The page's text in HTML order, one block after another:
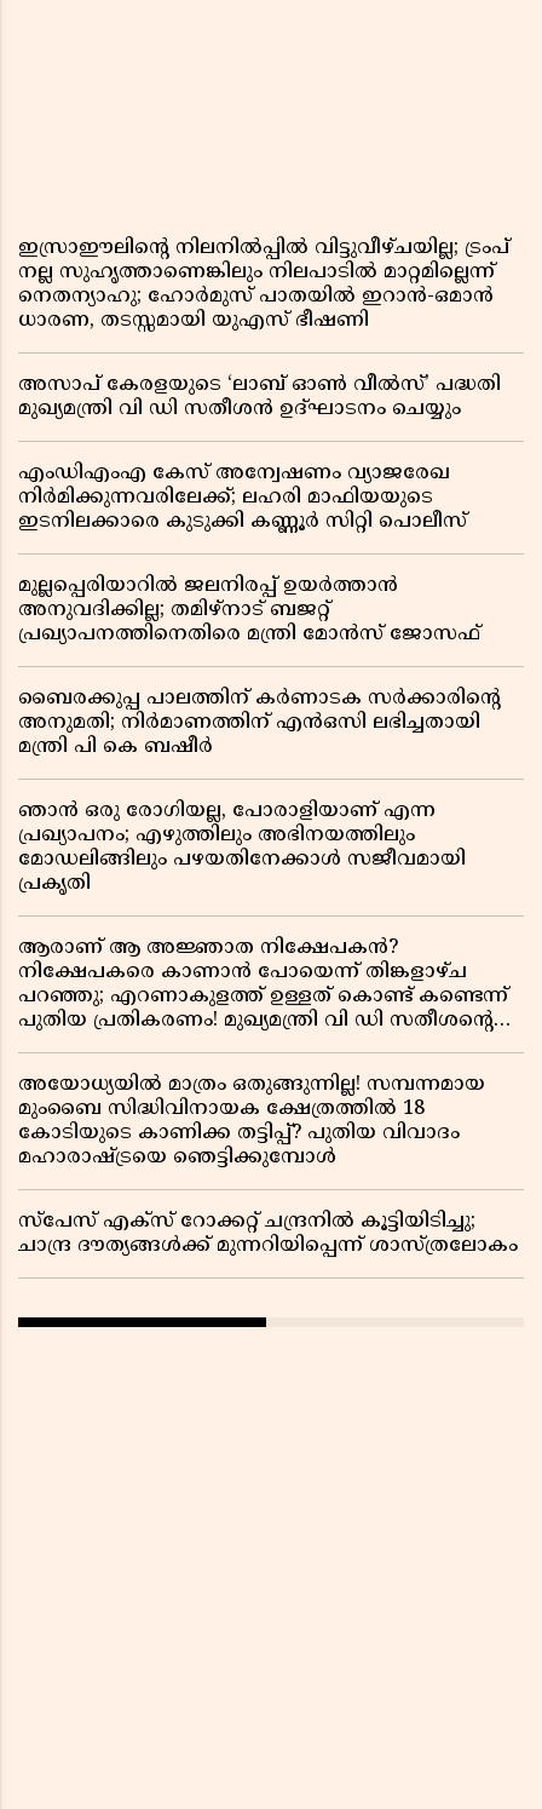
ഇസ്രാഈലിന്റെ നിലനിൽപ്പിൽ വിട്ടുവീഴ്ചയില്ല; ട്രംപ്
നല്ല സുഹൃത്താണെങ്കിലും നിലപാടിൽ മാറ്റമില്ലെന്ന്
നെതന്യാഹു; ഹോർമുസ് പാതയിൽ ഇറാൻ-ഒമാൻ
ധാരണ, തടസ്സമായി യുഎസ് ഭീഷണി
അസാപ് കേരളയുടെ ‘ലാബ് ഓൺ വീൽസ്’ പദ്ധതി
മുഖ്യമന്ത്രി വി ഡി സതീശൻ ഉദ്ഘാടനം ചെയ്യും
എംഡിഎംഎ കേസ് അന്വേഷണം വ്യാജരേഖ
നിർമിക്കുന്നവരിലേക്ക്; ലഹരി മാഫിയയുടെ
ഇടനിലക്കാരെ കുടുക്കി കണ്ണൂർ സിറ്റി പൊലീസ്
മുല്ലപ്പെരിയാറിൽ ജലനിരപ്പ് ഉയർത്താൻ
അനുവദിക്കില്ല; തമിഴ്നാട് ബജറ്റ്
പ്രഖ്യാപനത്തിനെതിരെ മന്ത്രി മോൻസ് ജോസഫ്
ബൈരക്കുപ്പ പാലത്തിന് കർണാടക സർക്കാരിൻ്റെ
അനുമതി; നിർമാണത്തിന് എൻഒസി ലഭിച്ചതായി
മന്ത്രി പി കെ ബഷീർ
ഞാൻ ഒരു രോഗിയല്ല, പോരാളിയാണ് എന്ന
പ്രഖ്യാപനം; എഴുത്തിലും അഭിനയത്തിലും
മോഡലിങ്ങിലും പഴയതിനേക്കാൾ സജീവമായി
പ്രകൃതി
ആരാണ് ആ അജ്ഞാത നിക്ഷേപകൻ?
നിക്ഷേപകരെ കാണാൻ പോയെന്ന് തിങ്കളാഴ്ച
പറഞ്ഞു; എറണാകുളത്ത് ഉള്ളത് കൊണ്ട് കണ്ടെന്ന്
പുതിയ പ്രതികരണം! മുഖ്യമന്ത്രി വി ഡി സതീശന്റെ
അയോധ്യയിൽ മാത്രം ഒതുങ്ങുന്നില്ല! സമ്പന്നമായ
മുംബൈ സിദ്ധിവിനായക ക്ഷേത്രത്തിൽ 18
കോടിയുടെ കാണിക്ക തട്ടിപ്പ്? പുതിയ വിവാദം
മഹാരാഷ്ട്രയെ ഞെട്ടിക്കുമ്പോൾ
സ്പേസ് എക്സ് റോക്കറ്റ് ചന്ദ്രനിൽ കൂട്ടിയിടിച്ചു;
ചാന്ദ്ര ദൗത്യങ്ങൾക്ക് മുന്നറിയിപ്പെന്ന് ശാസ്ത്രലോകം ​​​​​​​